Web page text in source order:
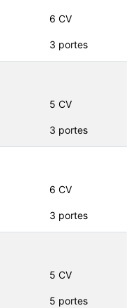
6 CV
3 portes
5 CV
3 portes
6 CV
3 portes
5 CV
5 portes